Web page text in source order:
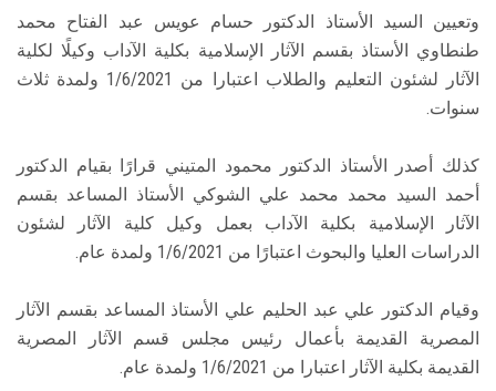
وتعيين السيد الأستاذ الدكتور حسام عويس عبد الفتاح محمد
طنطاوي الأستاذ بقسم الآثار الإسلامية بكلية الآداب وكيلًا لكلية
الآثار لشئون التعليم والطلاب اعتبارا من 1/6/2021 ولمدة ثلاث
سنوات.
كذلك أصدر الأستاذ الدكتور محمود المتيني قرارًا بقيام الدكتور
أحمد السيد محمد محمد علي الشوكي الأستاذ المساعد بقسم
الآثار الإسلامية بكلية الآداب بعمل وكيل كلية الآثار لشئون
الدراسات العليا والبحوث اعتبارًا من 1/6/2021 ولمدة عام.
وقيام الدكتور علي عبد الحليم علي الأستاذ المساعد بقسم الآثار
المصرية القديمة بأعمال رئيس مجلس قسم الآثار المصرية
القديمة بكلية الآثار اعتبارا من 1/6/2021 ولمدة عام.